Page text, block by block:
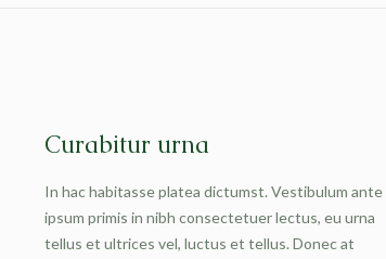
Curabitur urna
In hac habitasse platea dictumst. Vestibulum ante
ipsum primis in nibh consectetuer lectus, eu urna
tellus et ultrices vel, luctus et tellus. Donec at